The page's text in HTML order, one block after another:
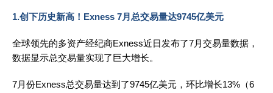
1.创下历史新高！Exness 7月总交易量达9745亿美元
全球领先的多资产经纪商Exness近日发布了7月交易量数据，
数据显示总交易量实现了巨大增长。
7月份Exness总交易量达到了9745亿美元，环比增长13%（6